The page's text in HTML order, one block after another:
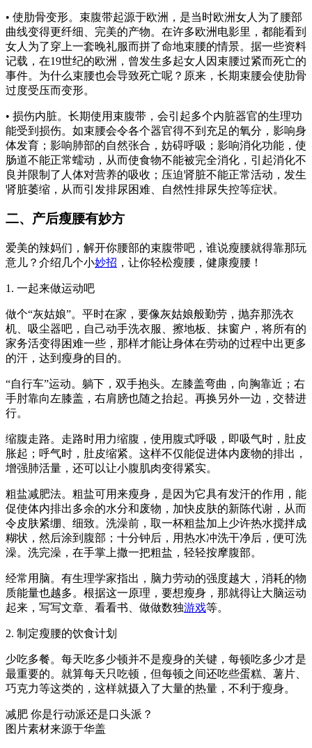
• 使肋骨变形。束腹带起源于欧洲，是当时欧洲女人为了腰部
曲线变得更纤细、完美的产物。在许多欧洲电影里，都能看到
女人为了穿上一套晚礼服而拼了命地束腰的情景。据一些资料
记载，在19世纪的欧洲，曾发生多起女人因束腰过紧而死亡的
事件。为什么束腰也会导致死亡呢？原来，长期束腰会使肋骨
过度受压而变形。
• 损伤内脏。长期使用束腹带，会引起多个内脏器官的生理功
能受到损伤。如束腰会令各个器官得不到充足的氧分，影响身
体发育；影响肺部的自然张合，妨碍呼吸；影响消化功能，使
肠道不能正常蠕动，从而使食物不能被完全消化，引起消化不
良并限制了人体对营养的吸收；压迫肾脏不能正常活动，发生
肾脏萎缩，从而引发排尿困难、自然性排尿失控等症状。
二、产后瘦腰有妙方
爱美的辣妈们，解开你腰部的束腹带吧，谁说瘦腰就得靠那玩
意儿？介绍几个小妙招 ，让你轻松瘦腰，健康瘦腰！
1. 一起来做运动吧
做个“灰姑娘”。平时在家，要像灰姑娘般勤劳，抛弃那洗衣
机、吸尘器吧，自己动手洗衣服、擦地板、抹窗户，将所有的
家务活变得困难一些，那样才能让身体在劳动的过程中出更多
的汗，达到瘦身的目的。
“自行车”运动。躺下，双手抱头。左膝盖弯曲，向胸靠近；右
手肘靠向左膝盖，右肩膀也随之抬起。再换另外一边，交替进
行。
缩腹走路。走路时用力缩腹，使用腹式呼吸，即吸气时，肚皮
胀起；呼气时，肚皮缩紧。这样不仅能促进体内废物的排出，
增强肺活量，还可以让小腹肌肉变得紧实。
粗盐减肥法。粗盐可用来瘦身，是因为它具有发汗的作用，能
促使体内排出多余的水分和废物，加快皮肤的新陈代谢，从而
令皮肤紧绷、细致。洗澡前，取一杯粗盐加上少许热水搅拌成
糊状，然后涂到腹部；十分钟后，用热水冲洗干净后，便可洗
澡。洗完澡，在手掌上撒一把粗盐，轻轻按摩腹部。
经常用脑。有生理学家指出，脑力劳动的强度越大，消耗的物
质能量也越多。根据这一原理，要想瘦身，那就得让大脑运动
起来，写写文章、看看书、做做数独游戏等。
2. 制定瘦腰的饮食计划
少吃多餐。每天吃多少顿并不是瘦身的关键，每顿吃多少才是
最重要的。就算每天只吃顿，但每顿之间还吃些蛋糕、薯片、
巧克力等这类的，这样就摄入了大量的热量，不利于瘦身。
减肥 你是行动派还是口头派？
图片素材来源于华盖